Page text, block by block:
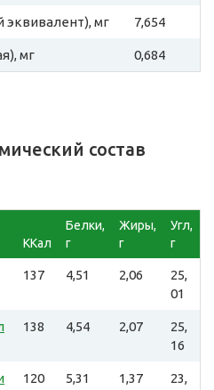
мг 7,654
мг 0,684
состав
ККал
Белки,
г
Жиры,
г
Угл,
г
137 4,51 2,06
25,
01
138 4,54 2,07
25,
16
120 5,31 1,37
23,